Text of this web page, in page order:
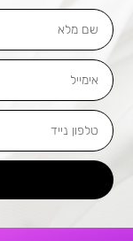
שם
מלא
אימייל
טלפון
נייד